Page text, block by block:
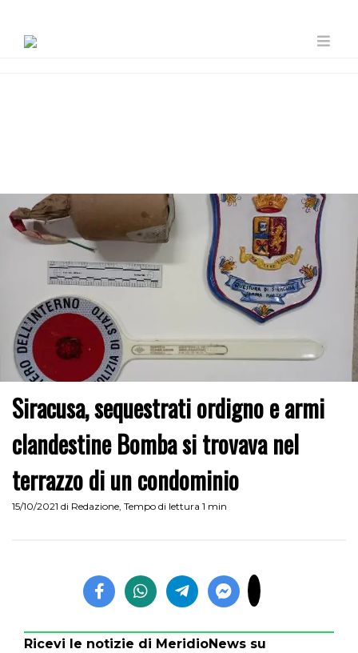
Siracusa, sequestrati ordigno e armi
clandestine Bomba si trovava nel
terrazzo di un condominio
15/10/2021 di Redazione, Tempo di lettura 1 min
Ricevi le notizie di MeridioNews su